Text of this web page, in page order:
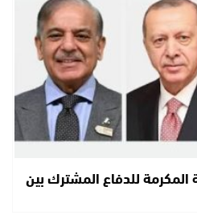
للدفاع المشترك بين